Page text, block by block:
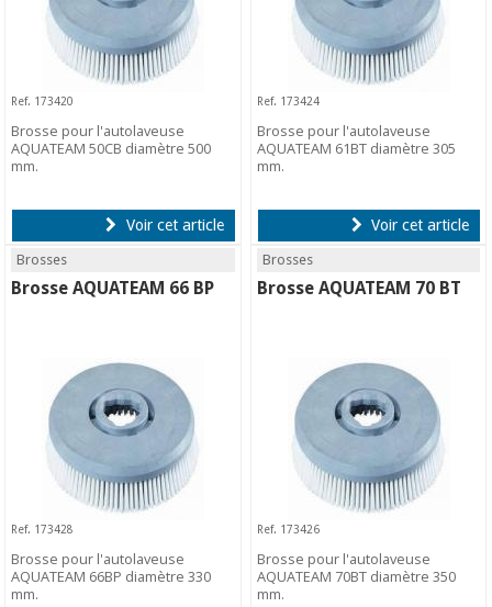
Ref. 173420
Brosse pour l'autolaveuse
AQUATEAM 50CB diamètre 500
mm.
Voir cet article
Ref. 173424
Brosse pour l'autolaveuse
AQUATEAM 61BT diamètre 305
mm.
Voir cet article
Brosses
Brosse AQUATEAM 66 BP
Ref. 173428
Brosse pour l'autolaveuse
AQUATEAM 66BP diamètre 330
mm.
Brosses
Brosse AQUATEAM 70 BT
Ref. 173426
Brosse pour l'autolaveuse
AQUATEAM 70BT diamètre 350
mm.